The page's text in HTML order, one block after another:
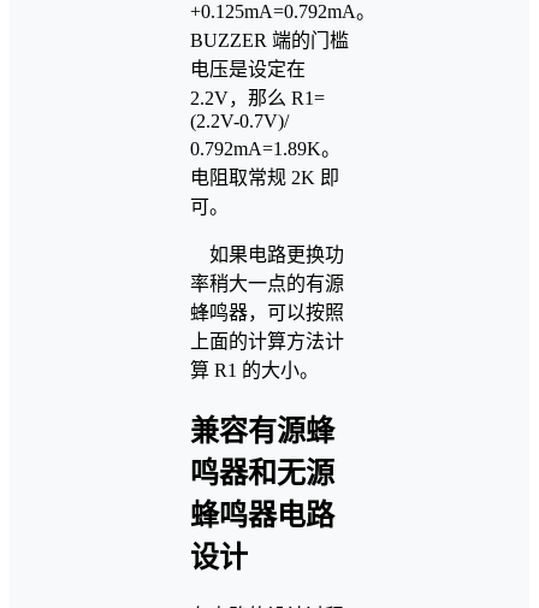
+0.125mA=0.792mA。
BUZZER 端的门槛
电压是设定在
2.2V，那么 R1=
(2.2V-0.7V)/
0.792mA=1.89K。
电阻取常规 2K 即
可。
如果电路更换功
率稍大一点的有源
蜂鸣器，可以按照
上面的计算方法计
算 R1 的大小。
兼容有源蜂
鸣器和无源
蜂鸣器电路
设计